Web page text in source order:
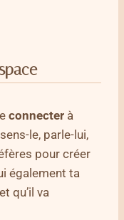
connecter à
le, parle-lui,
pour créer
également ta
qu’il va